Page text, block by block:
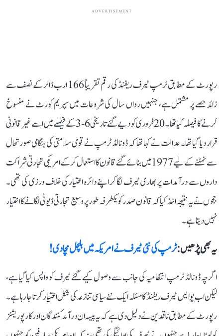
ADVERTISEMENT
رپورٹ کے مطابق ٹرمپ ٹیرف ریفنڈ کی رقم تقریباً 166 ارب ڈالر کے نصف سے
زائد حصے پر مشتمل ہے، جنہیں رواں سال کی شروعات میں سپریم کورٹ نے منسوخ
کرنے کا فیصلہ کیا تھا۔ 20 فروری کو دیے گئے تاریخی 6-3 کے فیصلے میں اسے غیر قانونی
قرار دیا گیا تھا۔ عدالت نے کہا تھا کہ ڈونالڈ ٹرمپ نے قومی سلامتی کی ہنگامی صورتحال
سے نمٹنے کے لیے 1977 میں بنائے گئے قانون کا استعمال کر کے امریکی تجارتی شراکت
داروں سے درآمدات پر بھاری ٹیرف لگا کر اپنے دائرہ اختیار کی خلاف ورزی کی تھی۔
ججوں نے یہ نتیجہ اخذ کیا کہ قانون صدر کو یکطرفہ طور پر وسیع تجارتی ڈیوٹی لگانے کا اختیار
نہیں دیتا ہے۔
یہ بھی پڑھیں :ٹرمپ کی نئی ٹیرف نے امریکہ میں ہلچل مچا دی!
اگرچہ ڈونالڈ ٹرمپ انتظامیہ کی جانب سے وصول کیے گئے ٹیرف کو واپس کیا گیا ہے،
لیکن اب یو ایس ٹیرف ریفنڈ کا مسئلہ ایک نئے سیاسی تنازعہ کی شکل اختیار کرتا جا رہا ہے۔
رپورٹ کے مطابق ناقدین نے دلیل دی ہے کہ یہ پیسہ ان درآمد کنندگان اور کارپوریشنز